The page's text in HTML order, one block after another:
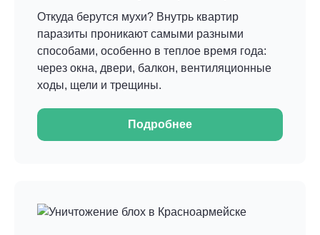
Откуда берутся мухи? Внутрь квартир
паразиты проникают самыми разными
способами, особенно в теплое время года:
через окна, двери, балкон, вентиляционные
ходы, щели и трещины.
Подробнее